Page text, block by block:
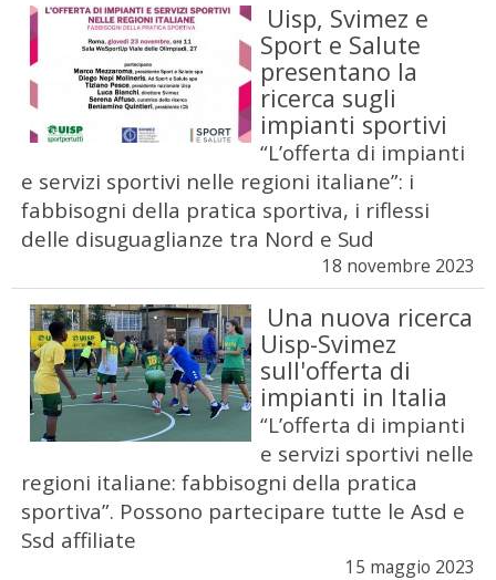
Uisp, Svimez e
Sport e Salute
presentano la
ricerca sugli
impianti sportivi
“L’offerta di impianti
e servizi sportivi nelle regioni italiane”: i
fabbisogni della pratica sportiva, i riflessi
delle disuguaglianze tra Nord e Sud
18 novembre 2023
Una nuova ricerca
Uisp-Svimez
sull'offerta di
impianti in Italia
“L’offerta di impianti
e servizi sportivi nelle
regioni italiane: fabbisogni della pratica
sportiva”. Possono partecipare tutte le Asd e
Ssd affiliate
15 maggio 2023